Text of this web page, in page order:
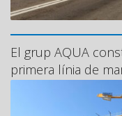
El grup AQUA
primera línia de